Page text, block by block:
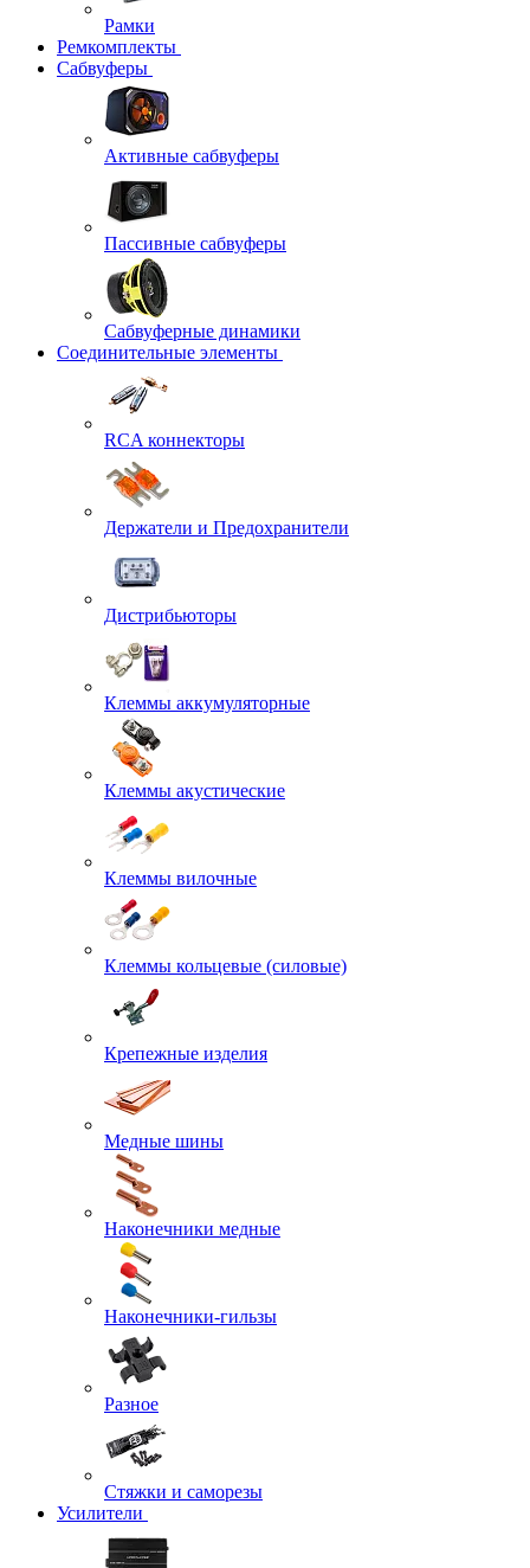
Рамки
Ремкомплекты
Сабвуферы
Активные сабвуферы
Пассивные сабвуферы
Сабвуферные динамики
Соединительные элементы
RCA коннекторы
Держатели и Предохранители
Дистрибьюторы
Клеммы аккумуляторные
Клеммы акустические
Клеммы вилочные
Клеммы кольцевые (силовые)
Крепежные изделия
Медные шины
Наконечники медные
Наконечники-гильзы
Разное
Стяжки и саморезы
Усилители